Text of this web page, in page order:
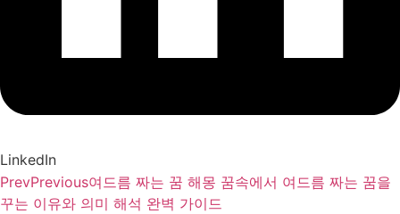
LinkedIn
PrevPrevious여드름 짜는 꿈 해몽 꿈속에서 여드름 짜는 꿈을
꾸는 이유와 의미 해석 완벽 가이드